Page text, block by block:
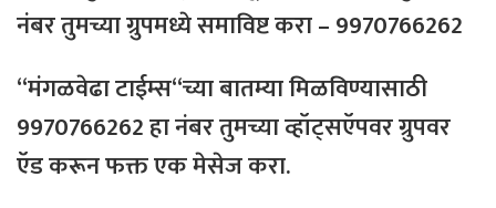
नंबरतुमच्याग्रुपमध्येसमाविष्टकरा– 9970766262
“मंगळवेढाटाईम्स“च्याबातम्यामिळविण्यासाठी
9970766262हानंबरतुमच्याव्हॉट्सऍपवरग्रुपवर
ऍडकरूनफक्तएकमेसेजकरा.